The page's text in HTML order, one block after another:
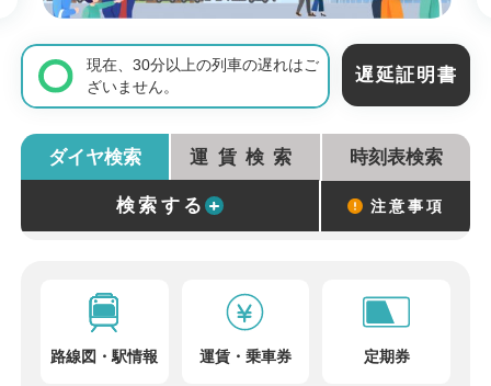
現在、30分以上の列車の遅れはご
ざいません。
遅延証明書
ダイヤ検索 運賃検索 時刻表検索
検索する 注意事項
路線図 ・駅情報 運賃・ 乗車券 定期券